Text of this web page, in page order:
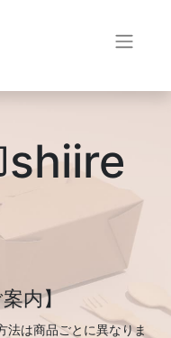
shiire
内】
法は商品ごとに異なりま